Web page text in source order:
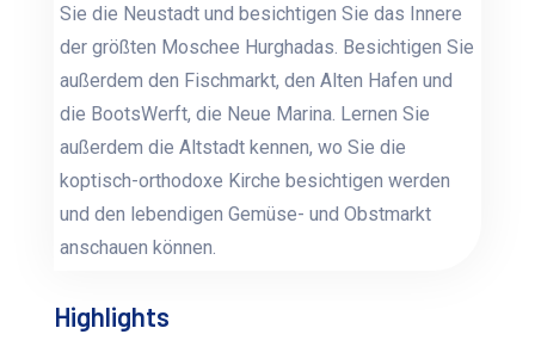
Sie die Neustadt und besichtigen Sie das Innere
der größten Moschee Hurghadas. Besichtigen Sie
außerdem den Fischmarkt, den Alten Hafen und
die BootsWerft, die Neue Marina. Lernen Sie
außerdem die Altstadt kennen, wo Sie die
koptisch-orthodoxe Kirche besichtigen werden
und den lebendigen Gemüse- und Obstmarkt
anschauen können.
Highlights